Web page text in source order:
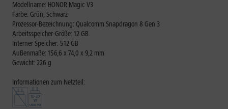
Modellname: HONOR Magic V3
Farbe: Grün, Schwarz
Prozessor-Bezeichnung: Qualcomm Snapdragon 8 Gen 3
Arbeitsspeicher-Größe: 12 GB
Interner Speicher: 512 GB
Außenmaße: 156,6 x 74,0 x 9,2 mm
Gewicht: 226 g
Informationen zum Netzteil: